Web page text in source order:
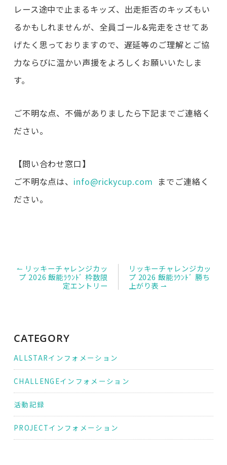
レース途中で止まるキッズ、出走拒否のキッズもい
るかもしれませんが、全員ゴール&完走をさせてあ
げたく思っておりますので、遅延等のご理解とご協
力ならびに温かい声援をよろしくお願いいたしま
す。
ご不明な点、不備がありましたら下記までご連絡く
ださい。
【問い合わせ窓口】
ご不明な点は、 info@rickycup.com までご連絡く
ださい。
投
稿
ナ
ン
↼ リッキーチャレンジカッ
プ 2026 飯能ﾗｳﾝﾄﾞ 枠数限
定エントリー
リッキーチャレンジカッ
プ 2026 飯能ﾗｳﾝﾄﾞ 勝ち
上がり表 ⇀
CATEGORY
ALLSTARインフォメーション
CHALLENGEインフォメーション
活動記録
PROJECTインフォメーション